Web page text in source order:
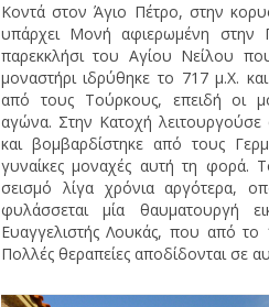
Κοντά στον Άγιο Πέτρο, στην
υπάρχει Μονή αφιερωμένη στην
παρεκκλήσι του Αγίου Νείλου
μοναστήρι ιδρύθηκε το 717 μ.Χ.
από τους Τούρκους, επειδή οι
αγώνα. Στην Κατοχή λειτουργούσε
και βομβαρδίστηκε από τους
γυναίκες μοναχές αυτή τη φορά.
σεισμό λίγα χρόνια αργότερα,
φυλάσσεται μία θαυματουργή
Ευαγγελιστής Λουκάς, που από
Πολλές θεραπείες αποδίδονται σε